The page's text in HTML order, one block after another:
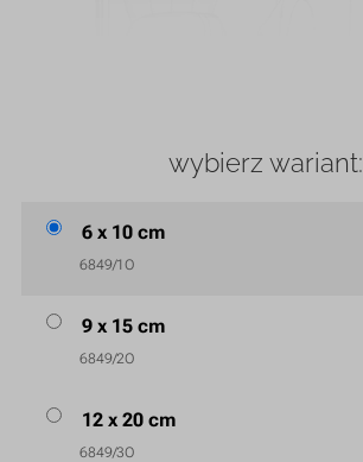
wybierz wariant:
6 x 10 cm
6849/1O
9 x 15 cm
6849/2O
12 x 20 cm
6849/3O